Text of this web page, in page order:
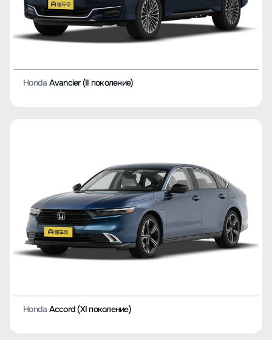
Honda Avancier (II поколение)
Honda Accord (XI поколение)